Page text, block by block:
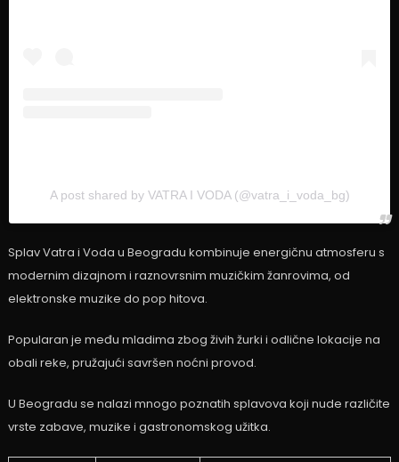
A post shared by VATRA I VODA (@vatra_i_voda_bg)
Splav Vatra i Voda u Beogradu kombinuje energičnu atmosferu s
modernim dizajnom i raznovrsnim muzičkim žanrovima, od
elektronske muzike do pop hitova.
Popularan je među mladima zbog živih žurki i odlične lokacije na
obali reke, pružajući savršen noćni provod.
U Beogradu se nalazi mnogo poznatih splavova koji nude različite
vrste zabave, muzike i gastronomskog užitka.